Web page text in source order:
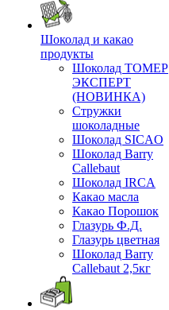
Шоколад и какао
продукты
Шоколад ТОМЕР
ЭКСПЕРТ
(НОВИНКА)
Стружки
шоколадные
Шоколад SICAO
Шоколад Barry
Callebaut
Шоколад IRCA
Какао масла
Какао Порошок
Глазурь Ф.Д.
Глазурь цветная
Шоколад Barry
Callebaut 2,5кг